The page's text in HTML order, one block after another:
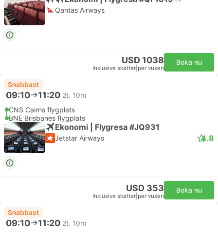
Qantas Airways
USD 1038
Inklusive skatter per vuxen
Boka nu
Snabbast
09:10 11:20 2t. 10m
CNS Cairns flygplats
BNE Brisbanes flygplats
Ekonomi | Flygresa #JQ931
Jetstar Airways 4.8
USD 353
Inklusive skatter per vuxen
Boka nu
Snabbast
09:10 11:20 2t. 10m